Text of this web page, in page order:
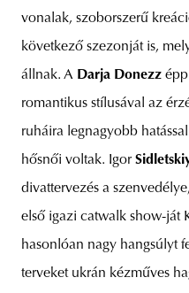
vonalak, szoborszerű
következő szezonját is,
állnak. A Darja Donezz
romantikus stílusával az
ruháira legnagyobb
hősnői voltak. Igor
divattervezés a
első igazi catwalk show-ját
hasonlóan nagy hangsúlyt
terveket ukrán kézműves